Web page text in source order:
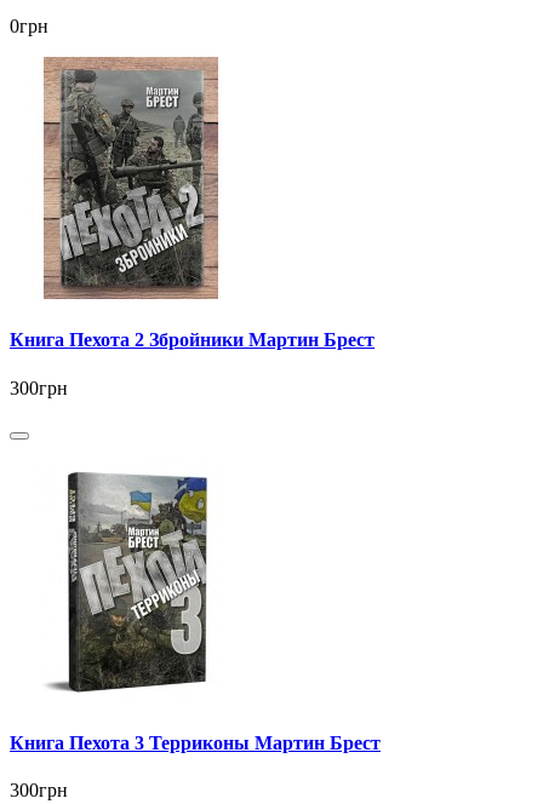
0грн
Книга Пехота 2 Збройники Мартин Брест
300грн
Книга Пехота 3 Терриконы Мартин Брест
300грн